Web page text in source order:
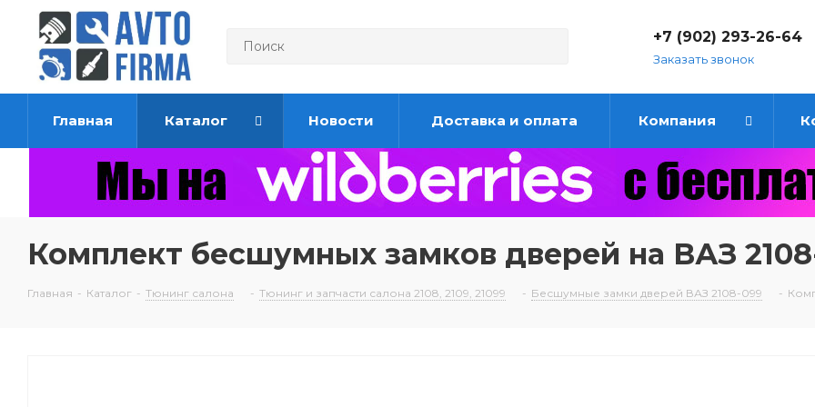
+7 (902) 293-26-64
Заказать звонок
Главная Каталог Новости Доставка и оплата Компания
Комплект бесшумных замков дверей на ВАЗ 2108-
Главная - Каталог - Тюнинг салона - Тюнинг и запчасти салона 2108, 2109, 21099 - Бесшумные замки дверей ВАЗ 2108-099 -